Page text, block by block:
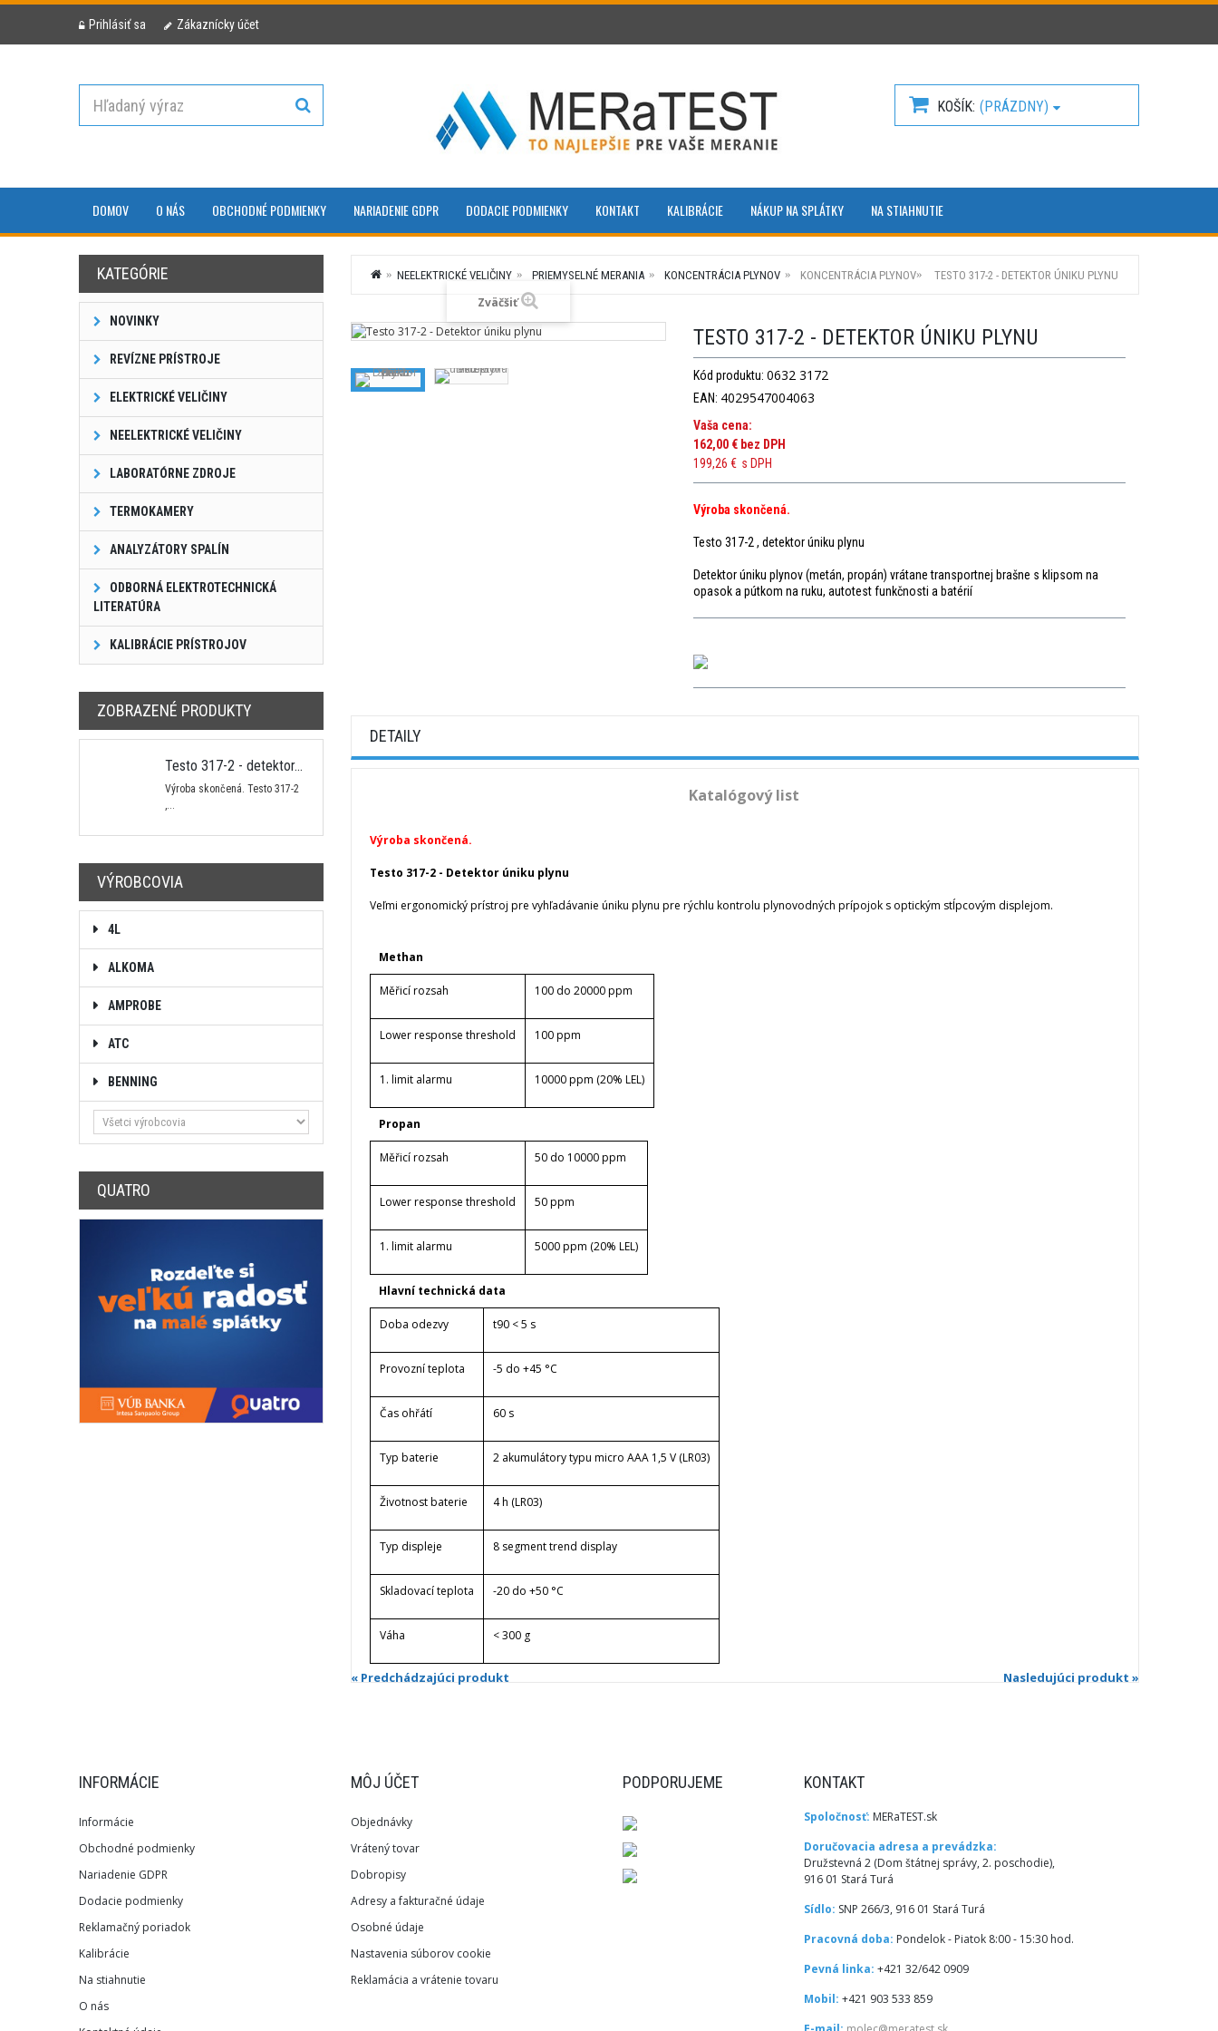
Prihlásiť sa Zákaznícky účet
KOŠÍK (PRÁZDNY)
DOMOV O NÁS OBCHODNÉ PODMIENKY NARIADENIE GDPR DODACIE PODMIENKY KONTAKT KALIBRÁCIE NÁKUP NA SPLÁTKY NA STIAHNUTIE
KATEGÓRIE
NOVINKY
REVÍZNE PRÍSTROJE
ELEKTRICKÉ VELIČINY
NEELEKTRICKÉ VELIČINY
LABORATÓRNE ZDROJE
TERMOKAMERY
ANALYZÁTORY SPALÍN
ODBORNÁ ELEKTROTECHNICKÁ
LITERATÚRA
KALIBRÁCIE PRÍSTROJOV
ZOBRAZENÉ PRODUKTY
Testo 317-2 - detektor...
Výroba skončená. Testo 317-2
,...
VÝROBCOVIA
4L
ALKOMA
AMPROBE
ATC
BENNING
QUATRO
NEELEKTRICKÉ VELIČINY PRIEMYSELNÉ MERANIA KONCENTRÁCIA PLYNOV KONCENTRÁCIA PLYNOV TESTO 317-2 - DETEKTOR ÚNIKU PLYNU
Zväčšiť
TESTO 317-2 - DETEKTOR ÚNIKU PLYNU
Kód produktu: 0632 3172
EAN: 4029547004063
Vaša cena:
162,00 € bez DPH
199,26 € s DPH
Výroba skončená.
Testo 317-2 , detektor úniku plynu
Detektor úniku plynov (metán, propán) vrátane transportnej brašne s klipsom na
opasok a pútkom na ruku, autotest funkčnosti a batérií
DETAILY
Katalógový list
Výroba skončená.
Testo 317-2 - Detektor úniku plynu
Veľmi ergonomický prístroj pre vyhľadávanie úniku plynu pre rýchlu kontrolu plynovodných prípojok s optickým stĺpcovým displejom.
Methan
Měřicí rozsah 100 do 20000 ppm
Lower response threshold 100 ppm
1. limit alarmu 10000 ppm (20% LEL)
Propan
Měřicí rozsah 50 do 10000 ppm
Lower response threshold 50 ppm
1. limit alarmu 5000 ppm (20% LEL)
Hlavní technická data
Doba odezvy t90 < 5 s
Provozní teplota -5 do +45 °C
Čas ohřátí 60 s
Typ baterie 2 akumulátory typu micro AAA 1,5 V (LR03)
Životnost baterie 4 h (LR03)
Typ displeje 8 segment trend display
Skladovací teplota -20 do +50 °C
Váha < 300 g
« Predchádzajúci produkt Nasledujúci produkt »
INFORMÁCIE
Informácie
Obchodné podmienky
Nariadenie GDPR
Dodacie podmienky
Reklamačný poriadok
Kalibrácie
Na stiahnutie
O nás
MÔJ ÚČET
Objednávky
Vrátený tovar
Dobropisy
Adresy a fakturačné údaje
Osobné údaje
Nastavenia súborov cookie
Reklamácia a vrátenie tovaru
PODPORUJEME KONTAKT
Spoločnosť: MERaTEST.sk
Doručovacia adresa a prevádzka:
Družstevná 2 (Dom štátnej správy, 2. poschodie),
916 01 Stará Turá
Sídlo: SNP 266/3, 916 01 Stará Turá
Pracovná doba: Pondelok - Piatok 8:00 - 15:30 hod.
Pevná linka: +421 32/642 0909
Mobil: +421 903 533 859